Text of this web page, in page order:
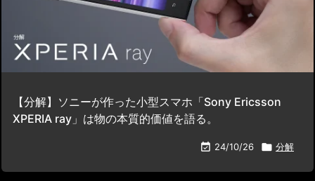
【分解】ソニーが作った小型スマホ「Sony Ericsson
XPERIA ray」は物の本質的価値を語る。
 24/10/26  分解